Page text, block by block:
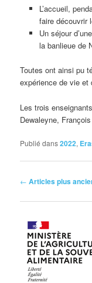
L’accueil,
faire découvrir
Un séjour
la banlieue de
Toutes ont ainsi pu
expérience de vie et
Les trois
Dewaleyne,
Publié dans2022,
Navigation
articles
← Articles plus